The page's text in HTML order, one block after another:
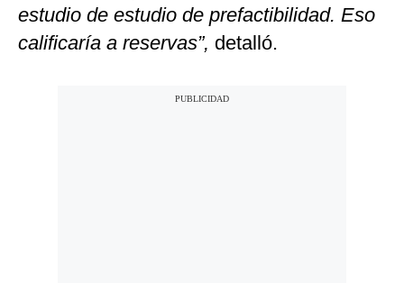
estudio de estudio de prefactibilidad. Eso
calificaría a reservas”, detalló.